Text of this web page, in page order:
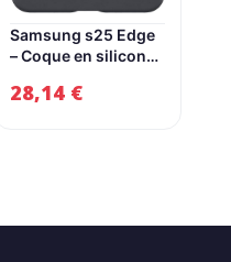
€.
Samsung s25 Edge
– Coque en silicone
Edge noire
28,14 €